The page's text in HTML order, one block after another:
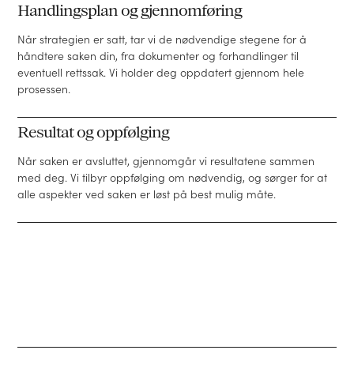
Handlingsplan og gjennomføring
Når strategien er satt, tar vi de nødvendige stegene for å
håndtere saken din, fra dokumenter og forhandlinger til
eventuell rettssak. Vi holder deg oppdatert gjennom hele
prosessen.
Resultat og oppfølging
Når saken er avsluttet, gjennomgår vi resultatene sammen
med deg. Vi tilbyr oppfølging om nødvendig, og sørger for at
alle aspekter ved saken er løst på best mulig måte.